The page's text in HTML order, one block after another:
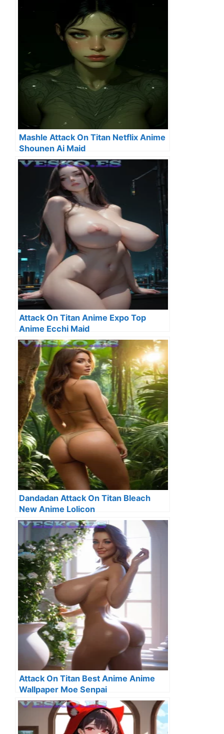
Mashle Attack On Titan Netflix Anime
Shounen Ai Maid
Attack On Titan Anime Expo Top
Anime Ecchi Maid
Dandadan Attack On Titan Bleach
New Anime Lolicon
Attack On Titan Best Anime Anime
Wallpaper Moe Senpai